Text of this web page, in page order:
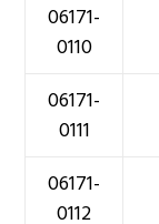
06171-
0110
06171-
0111
06171-
0112